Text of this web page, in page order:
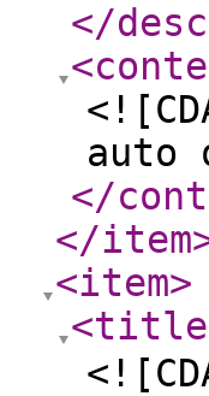
</
auto
</
</item
<item>
<title